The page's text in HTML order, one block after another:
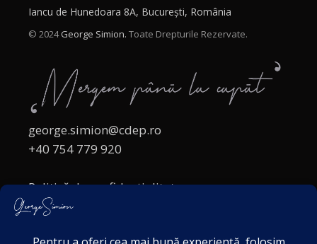
Iancu de Hunedoara 8A, București, România
© 2024George Simion. Toate Drepturile Rezervate.
george.simion@cdep.ro
+40 754 779 920
Politică de confidențialitate
Politica cookies